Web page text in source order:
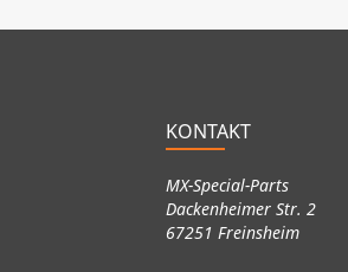
KONTAKT
MX-Special-Parts
Dackenheimer Str. 2
67251 Freinsheim